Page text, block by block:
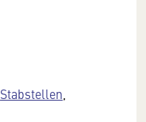
Stabstellen